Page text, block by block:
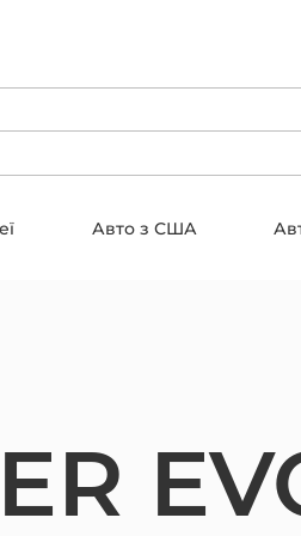
Авто з США